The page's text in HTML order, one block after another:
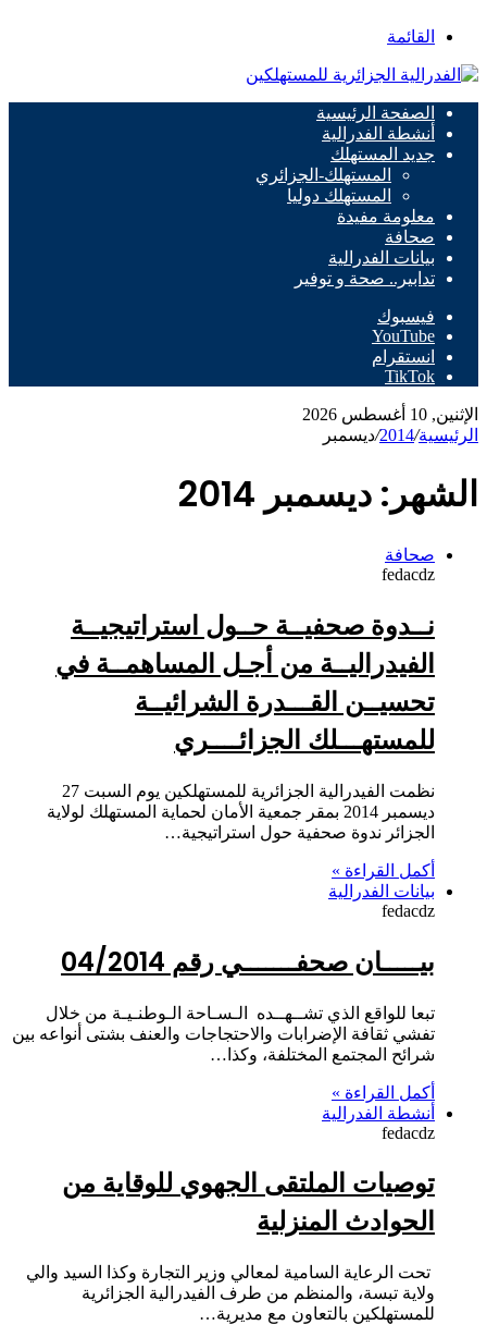
القائمة
الصفحة الرئيسية
أنشطة الفدرالية
جديد المستهلك
المستهلك-الجزائري
المستهلك دوليا
معلومة مفيدة
صحافة
بيانات الفدرالية
تدابير.. صحة و توفير
فيسبوك
‫YouTube
انستقرام
‫TikTok
الإثنين, 10 أغسطس 2026
الرئيسية/
2014
/ديسمبر
الشهر: ديسمبر 2014
صحافة
fedacdz
نــدوة صحفيــة حــول استراتيجيــة
الفيدراليــة من أجـل المساهمــة في
تحسيــن القـــدرة الشرائيــة
للمستهـــلك الجزائــــري
نظمت الفيدرالية الجزائرية للمستهلكين يوم السبت 27
ديسمبر 2014 بمقر جمعية الأمان لحماية المستهلك لولاية
الجزائر ندوة صحفية حول استراتيجية…
أكمل القراءة »
بيانات الفدرالية
fedacdz
بيـــــان صحفـــــــي رقم 04/2014
تبعا للواقع الذي تشــهــده الـسـاحة الـوطنـيـة من خلال
تفشي ثقافة الإضرابات والاحتجاجات والعنف بشتى أنواعه بين
شرائح المجتمع المختلفة، وكذا…
أكمل القراءة »
أنشطة الفدرالية
fedacdz
توصيات الملتقى الجهوي للوقاية من
الحوادث المنزلية
تحت الرعاية السامية لمعالي وزير التجارة وكذا السيد والي
ولاية تبسة، والمنظم من طرف الفيدرالية الجزائرية
للمستهلكين بالتعاون مع مديرية…